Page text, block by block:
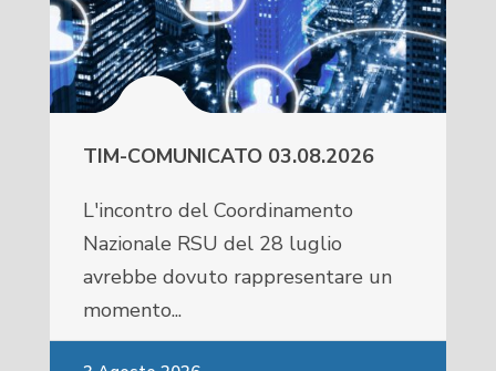
TIM-COMUNICATO 03.08.2026
L'incontro del Coordinamento
Nazionale RSU del 28 luglio
avrebbe dovuto rappresentare un
momento...